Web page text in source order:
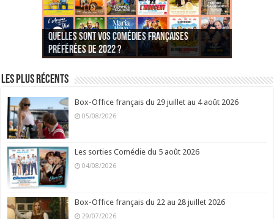
Quelles sont vos comédies françaises
préférées de 2022 ?
Quel est votre personnage préféré du Père
Noël est une ordure ?
Quelles sont vos comédies françaises
préférées de 2021 ?
Quel est votre « Gendarme » préféré ?
Quels sont vos 3 comédies de Jean-Marie Poiré
préférées ?
Quel est votre « Tati » préféré ?
Quel est votre « bronzé » préféré ?
Les plus récents
Box-Office français du 29 juillet au 4 août 2026
05/08/2026
Les sorties Comédie du 5 août 2026
04/08/2026
Box-Office français du 22 au 28 juillet 2026
29/07/2026